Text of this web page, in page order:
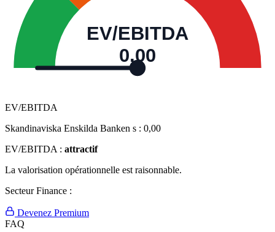
EV/EBITDA
0,00
EV/EBITDA
Skandinaviska Enskilda Banken s : 0,00
EV/EBITDA : attractif
La valorisation opérationnelle est raisonnable.
Secteur Finance :
Devenez Premium
FAQ